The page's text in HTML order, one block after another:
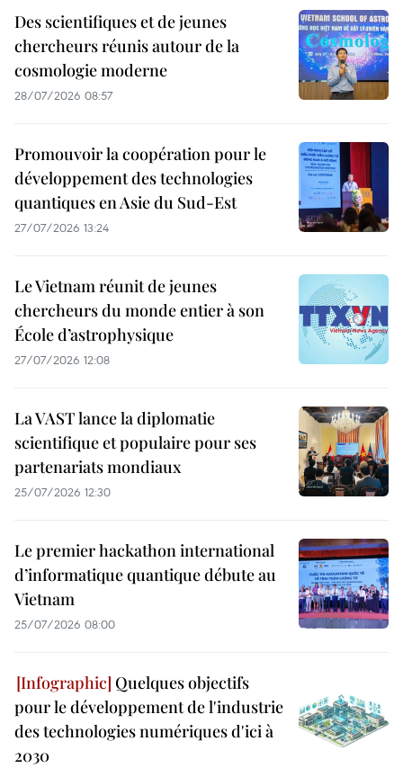
Des scientifiques et de jeunes
chercheurs réunis autour de la
cosmologie moderne
28/07/2026 08:57
Promouvoir la coopération pour le
développement des technologies
quantiques en Asie du Sud-Est
27/07/2026 13:24
Le Vietnam réunit de jeunes
chercheurs du monde entier à son
École d’astrophysique
27/07/2026 12:08
La VAST lance la diplomatie
scientifique et populaire pour ses
partenariats mondiaux
25/07/2026 12:30
Le premier hackathon international
d’informatique quantique débute au
Vietnam
25/07/2026 08:00
Quelques objectifs
pour le développement de l'industrie
des technologies numériques d'ici à
2030